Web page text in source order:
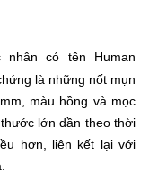
có tên Human
là những nốt mụn
màu hồng và mọc
lớn dần theo thời
hơn, liên kết lại với